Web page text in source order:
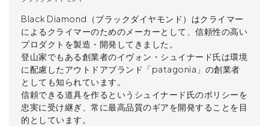
Black Diamond（ブラックダイヤモンド）はクライマー
によるクライマーのためのメーカーとして、信頼性の高い
プロダクトを製造・開発してきました。
登山家でもある創業者のイヴォン・シュイナード氏は環境
に配慮したアウトドアブランド「patagonia」の創業者
としても知られています。
信頼できる道具を作るというシュイナード氏のポリシーを
忠実に受け継ぎ、常に最高品質のギアを開発することを目
的としています。